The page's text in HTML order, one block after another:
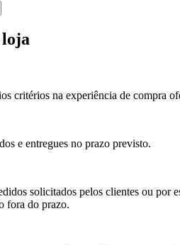
loja
critérios na experiência de compra
e entregues no prazo previsto.
solicitados pelos clientes ou
fora do prazo.